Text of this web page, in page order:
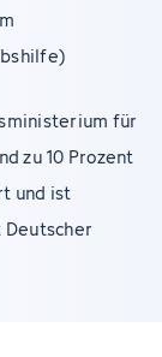
für
zu 10 Prozent
und ist